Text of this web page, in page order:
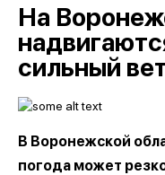
На
сильный
В Воронежской
погода может